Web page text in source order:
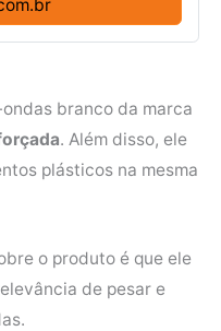
branco da marca
. Além disso, ele
plásticos na mesma
o produto é que ele
de pesar e